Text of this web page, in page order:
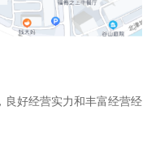
良好经营实力和丰富经营经